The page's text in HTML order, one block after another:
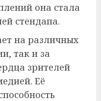
она стала
стендапа.
на различных
так и за
зрителей
Её